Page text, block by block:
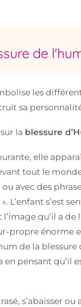
de
les
sa
la blessure
elle
tout le
ou avec des
s’est
qu’il a
propre énorme
de la blessure
pensant qu’il
s’abaisser